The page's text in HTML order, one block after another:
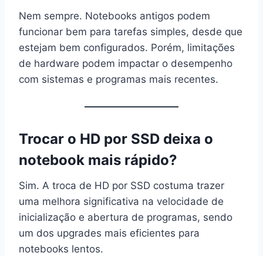
Nem sempre. Notebooks antigos podem
funcionar bem para tarefas simples, desde que
estejam bem configurados. Porém, limitações
de hardware podem impactar o desempenho
com sistemas e programas mais recentes.
Trocar o HD por SSD deixa o
notebook mais rápido?
Sim. A troca de HD por SSD costuma trazer
uma melhora significativa na velocidade de
inicialização e abertura de programas, sendo
um dos upgrades mais eficientes para
notebooks lentos.